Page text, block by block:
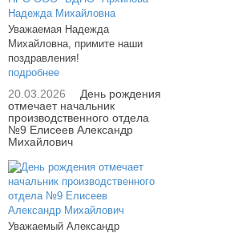
Уважаемая Надежда
Михайловна, примите наши
поздравления!
подробнее
20.03.2026
День рождения
отмечает начальник
производственного отдела
№9 Елисеев Александр
Михайлович
Уважаемый Александр